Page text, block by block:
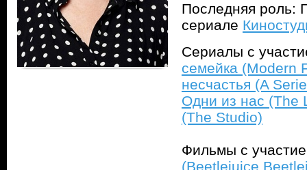
Последняя роль:
сериале
Сериалы с
семейка (Modern
несчастья (A
Одни из нас (The
(The Studio)
Фильмы с
(Beetlejuice